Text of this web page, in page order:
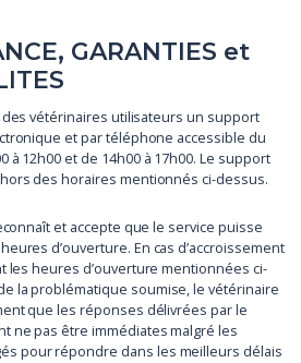
GARANTIES et
des vétérinaires utilisateurs un support
et par téléphone accessible du
à 12h00 et de 14h00 à 17h00. Le support
des horaires mentionnés ci-dessus.
et accepte que le service puisse
d’ouverture. En cas d’accroissement
les heures d’ouverture mentionnées ci-
la problématique soumise, le vétérinaire
que les réponses délivrées par le
ne pas être immédiates malgré les
pour répondre dans les meilleurs délais